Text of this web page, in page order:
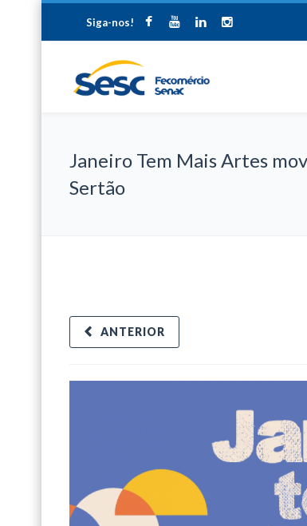
Siga-nos!
Janeiro Tem Mais Artes
Sertão
ANTERIOR